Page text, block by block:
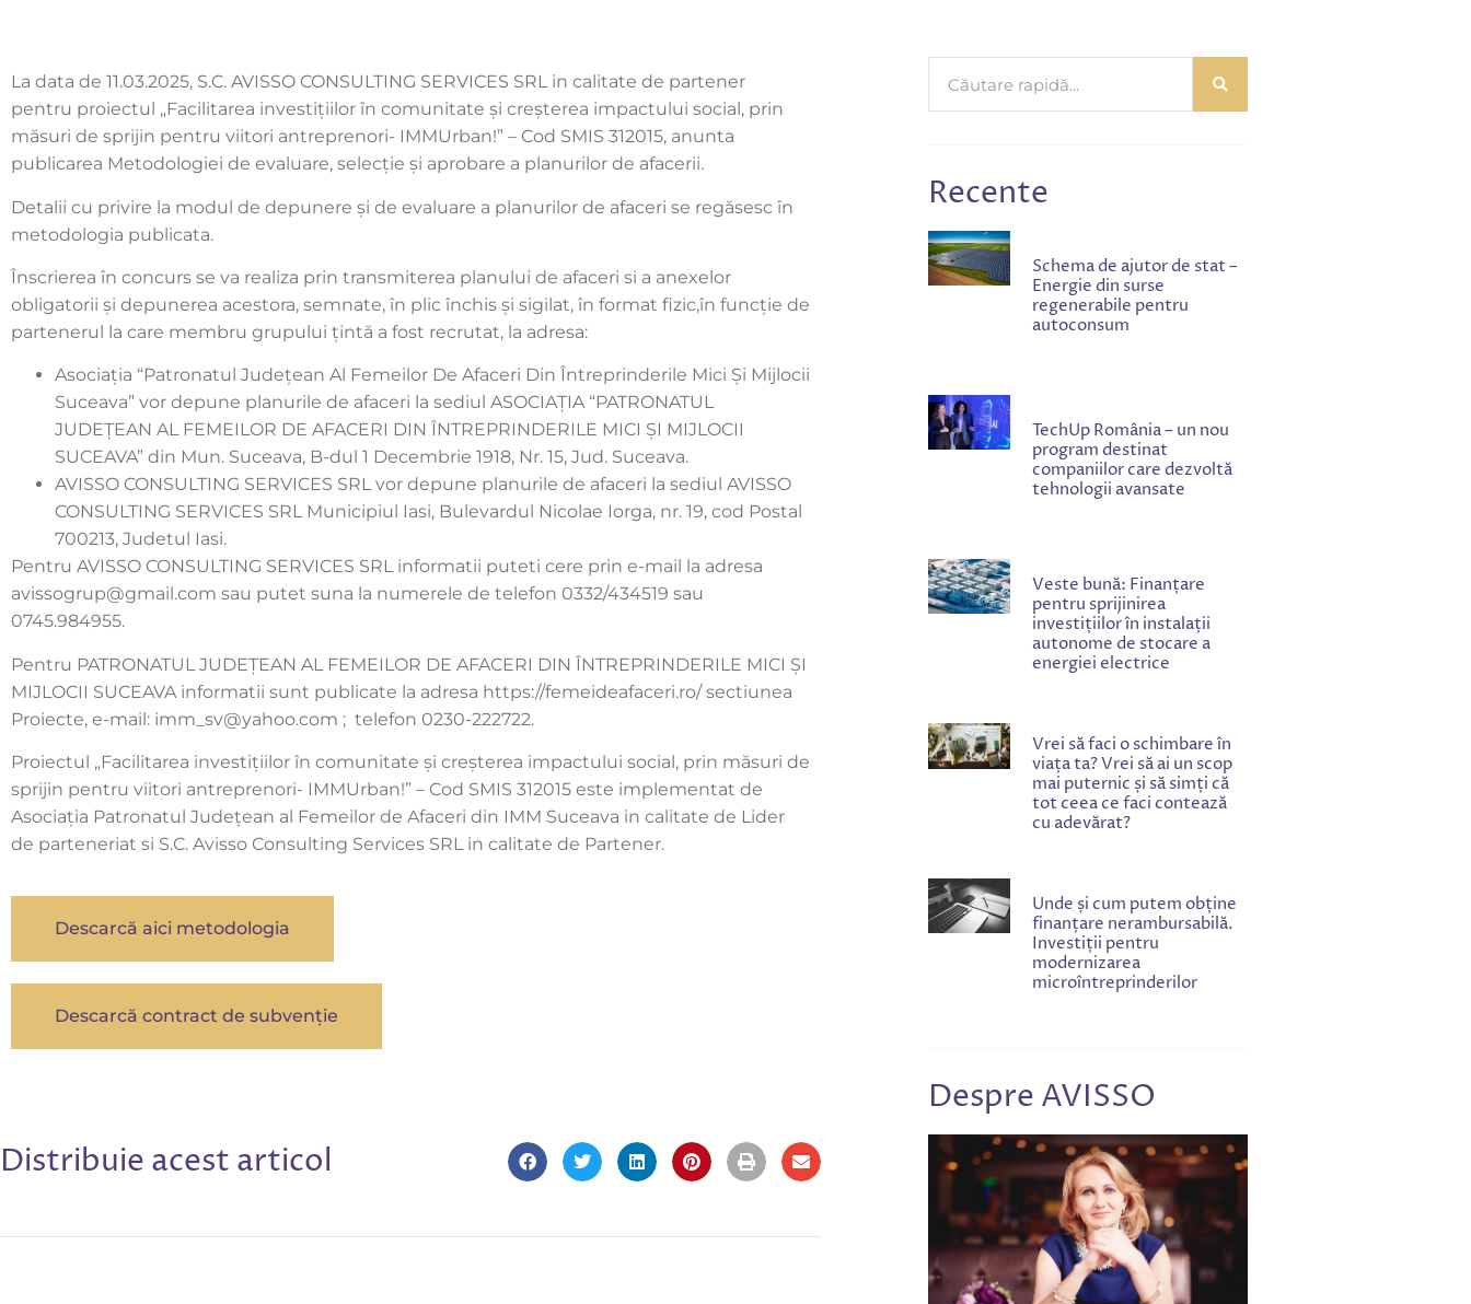
La data de 11.03.2025, S.C. AVISSO CONSULTING SERVICES SRL in calitate de partener
pentru proiectul „Facilitarea investițiilor în comunitate și creșterea impactului social, prin
măsuri de sprijin pentru viitori antreprenori- IMMUrban!” – Cod SMIS 312015, anunta
publicarea Metodologiei de evaluare, selecție și aprobare a planurilor de afacerii.
Detalii cu privire la modul de depunere și de evaluare a planurilor de afaceri se regăsesc în
metodologia publicata.
Înscrierea în concurs se va realiza prin transmiterea planului de afaceri si a anexelor
obligatorii și depunerea acestora, semnate, în plic închis și sigilat, în format fizic,în funcție de
partenerul la care membru grupului țintă a fost recrutat, la adresa:
Asociaţia “Patronatul Judeţean Al Femeilor De Afaceri Din Întreprinderile Mici Şi Mijlocii
Suceava” vor depune planurile de afaceri la sediul ASOCIAŢIA “PATRONATUL
JUDEŢEAN AL FEMEILOR DE AFACERI DIN ÎNTREPRINDERILE MICI ŞI MIJLOCII
SUCEAVA” din Mun. Suceava, B-dul 1 Decembrie 1918, Nr. 15, Jud. Suceava.
AVISSO CONSULTING SERVICES SRL vor depune planurile de afaceri la sediul AVISSO
CONSULTING SERVICES SRL Municipiul Iasi, Bulevardul Nicolae Iorga, nr. 19, cod Postal
700213, Judetul Iasi.
Pentru AVISSO CONSULTING SERVICES SRL informatii puteti cere prin e-mail la adresa
avissogrup@gmail.com sau putet suna la numerele de telefon 0332/434519 sau
0745.984955.
Pentru PATRONATUL JUDEŢEAN AL FEMEILOR DE AFACERI DIN ÎNTREPRINDERILE MICI ŞI
MIJLOCII SUCEAVA informatii sunt publicate la adresa https://femeideafaceri.ro/ sectiunea
Proiecte, e-mail: imm_sv@yahoo.com ; telefon 0230-222722.
Proiectul „Facilitarea investițiilor în comunitate și creșterea impactului social, prin măsuri de
sprijin pentru viitori antreprenori- IMMUrban!” – Cod SMIS 312015 este implementat de
Asociația Patronatul Județean al Femeilor de Afaceri din IMM Suceava in calitate de Lider
de parteneriat si S.C. Avisso Consulting Services SRL in calitate de Partener.
Descarcă aici metodologia
Descarcă contract de subvenție
Distribuie acest articol
Recente
Schema de ajutor de stat –
Energie din surse
regenerabile pentru
autoconsum
TechUp România – un nou
program destinat
companiilor care dezvoltă
tehnologii avansate
Veste bună: Finanțare
pentru sprijinirea
investițiilor în instalații
autonome de stocare a
energiei electrice
Vrei să faci o schimbare în
viața ta? Vrei să ai un scop
mai puternic și să simți că
tot ceea ce faci contează
cu adevărat?
Unde și cum putem obține
finanțare nerambursabilă.
Investiții pentru
modernizarea
microîntreprinderilor
Despre AVISSO